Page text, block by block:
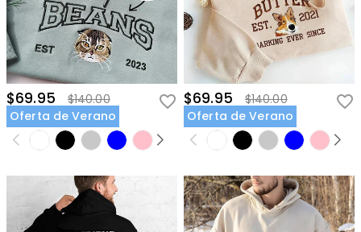
$69.95
$140.00
Oferta de Verano
$69.95
$140.00
Oferta de Verano